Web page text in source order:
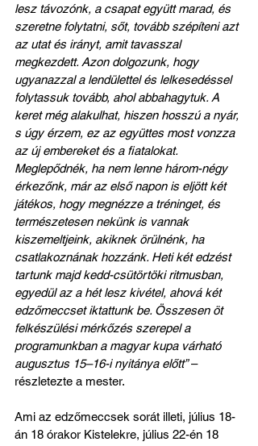
lesz távozónk, a csapat együtt marad, és
szeretne folytatni, sőt, tovább szépíteni azt
az utat és irányt, amit tavasszal
megkezdett. Azon dolgozunk, hogy
ugyanazzal a lendülettel és lelkesedéssel
folytassuk tovább, ahol abbahagytuk. A
keret még alakulhat, hiszen hosszú a nyár,
s úgy érzem, ez az együttes most vonzza
az új embereket és a fiatalokat.
Meglepődnék, ha nem lenne három-négy
érkezőnk, már az első napon is eljött két
játékos, hogy megnézze a tréninget, és
természetesen nekünk is vannak
kiszemeltjeink, akiknek örülnénk, ha
csatlakoznának hozzánk. Heti két edzést
tartunk majd kedd-csütörtöki ritmusban,
egyedül az a hét lesz kivétel, ahová két
edzőmeccset iktattunk be. Összesen öt
felkészülési mérkőzés szerepel a
programunkban a magyar kupa várható
augusztus 15–16-i nyitánya előtt” –
részletezte a mester.
Ami az edzőmeccsek sorát illeti, július 18-
án 18 órakor Kistelekre, július 22-én 18